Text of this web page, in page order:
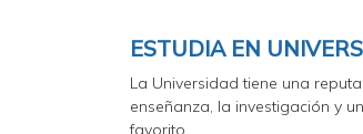
ESTUDIA EN
La Universidad tiene una
enseñanza, la investigación y
favorito.